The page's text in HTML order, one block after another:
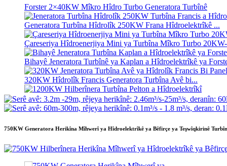
Forster 2×40KW Mîkro Hîdro Turbo Generatora Turbînê
Generatora Turbîna Hîdrolîk 250KW Frana Hîdroelektrîkê ...
Çareseriya Hîdroenerjiya Mini ya Turbîna Mîkro Turbo
Bihayê Jeneratora Turbînê ya Kaplan a Hîdroelektrîkê ya
320KW Hîdrolîk Francis Generatora Turbîna Avê bi...
1200KW Hilberînera Turbîna Pelton a Hîdroelektrîkî
Mesrefa Avakirina Sivîl a Kêm Karîgeriya Bilind Heating Kêm
Pîlê Lîtyûm-îyon ê Konteynirî yê 20ft 250KWh 582KWh...
750KW Generatora Herikîna Mîhwerî ya Hîdroelektrîkê ya Bêfirçe ya Teşwîqkirinê